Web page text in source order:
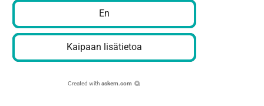
En
Kaipaan lisätietoa
Created with askem.com